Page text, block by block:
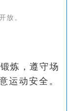
放。
炼，遵守场
运动安全。